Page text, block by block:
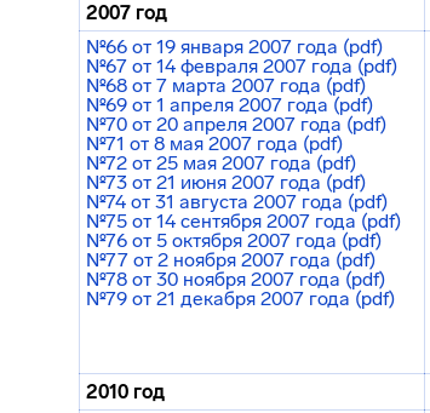
2007 год
№66 от 19 января 2007 года (pdf)
№67 от 14 февраля 2007 года (pdf)
№68 от 7 марта 2007 года (pdf)
№69 от 1 апреля 2007 года (pdf)
№70 от 20 апреля 2007 года (pdf)
№71 от 8 мая 2007 года (pdf)
№72 от 25 мая 2007 года (pdf)
№73 от 21 июня 2007 года (pdf)
№74 от 31 августа 2007 года (pdf)
№75 от 14 сентября 2007 года (pdf)
№76 от 5 октября 2007 года (pdf)
№77 от 2 ноября 2007 года (pdf)
№78 от 30 ноября 2007 года (pdf)
№79 от 21 декабря 2007 года (pdf)
2010 год